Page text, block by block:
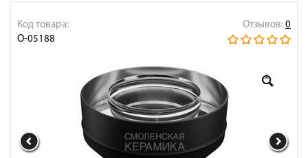
Сервис
Сотрудничество
Галерея объектов
Контакты
Отзывов: 0
Код товара:
О-05188